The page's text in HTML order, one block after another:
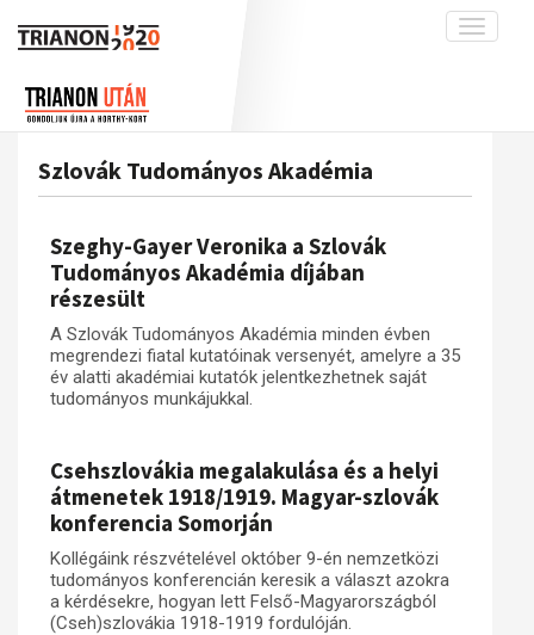
Toggle
interpretációk
A békerendszer megszilárdulása
Munkatársaink
Galéria
Emlékművek (feltöltés alatt)
Menekültek
Visszhang
Publikációk
Kapcsolat
Dokumentumok
A trianoni szerződés
Műhelymunkák
Szlovák Tudományos Akadémia
Szeghy-Gayer Veronika a Szlovák
Tudományos Akadémia díjában
részesült
A Szlovák Tudományos Akadémia minden évben
megrendezi fiatal kutatóinak versenyét, amelyre a 35
év alatti akadémiai kutatók jelentkezhetnek saját
tudományos munkájukkal.
Csehszlovákia megalakulása és a helyi
átmenetek 1918/1919. Magyar-szlovák
konferencia Somorján
Kollégáink részvételével október 9-én nemzetközi
tudományos konferencián keresik a választ azokra
a kérdésekre, hogyan lett Felső-Magyarországból
(Cseh)szlovákia 1918-1919 fordulóján.